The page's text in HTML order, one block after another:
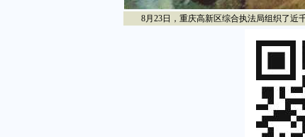
8月23日，重庆高新区综合执法局组织了近